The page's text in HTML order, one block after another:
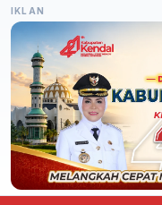
IKLAN